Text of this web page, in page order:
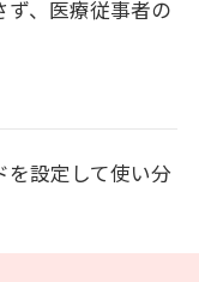
、医療従事者の
を設定して使い分